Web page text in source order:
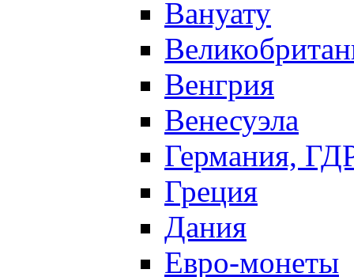
Вануату
Венгрия
Венесуэла
Германия,
Греция
Дания
Евро-монеты